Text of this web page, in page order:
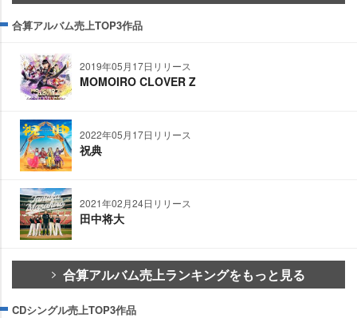
合算アルバム売上TOP3作品
2019年05月17日リリース
MOMOIRO CLOVER Z
2022年05月17日リリース
祝典
2021年02月24日リリース
田中将大
合算アルバム売上ランキングをもっと見る
CDシングル売上TOP3作品